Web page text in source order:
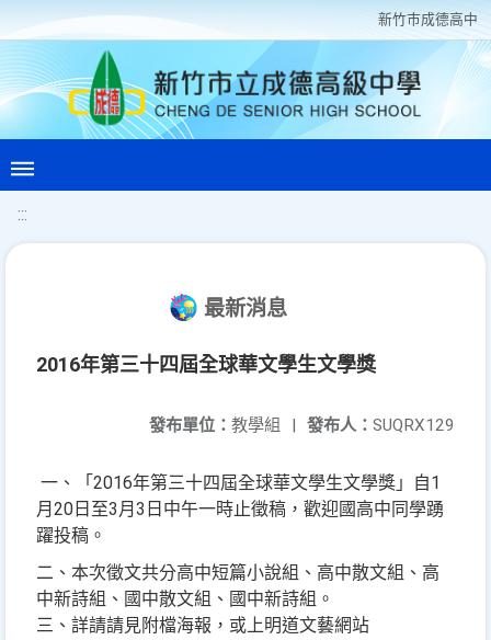
新竹巿成德高中
:::
最新消息
2016年第三十四屆全球華文學生文學獎
發布人： SUQRX129
發布單位： 教學組 |
一、「2016年第三十四屆全球華文學生文學獎」自1
月20日至3月3日中午一時止徵稿，歡迎國高中同學踴
躍投稿。
二、本次徵文共分高中短篇小說組、高中散文組、高
中新詩組、國中散文組、國中新詩組。
三、詳請請見附檔海報，或上明道文藝網站